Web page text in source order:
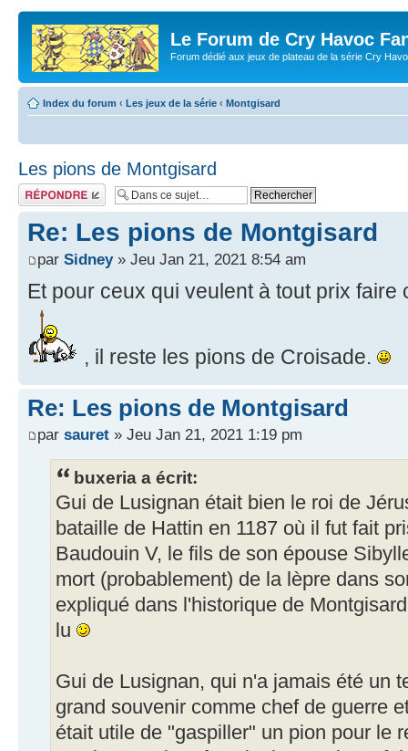
Le Forum de Cry Havoc
Forum dédié aux jeux de plateau de la série Cry
Index du forum ‹ Les jeux de la série ‹ Montgisard
Les pions de Montgisard
Répondre
Re: Les pions de Montgisard
par Sidney» Jeu Jan 21, 2021 8:54 am
Et pour ceux qui veulent à tout prix
, il reste les pions de Croisade.
Re: Les pions de Montgisard
par sauret » Jeu Jan 21, 2021 1:19 pm
buxeria a écrit:
Gui de Lusignan était bien le roi de
bataille de Hattin en 1187 où il fut fait
Baudouin V, le fils de son épouse
mort (probablement) de la lèpre dans
expliqué dans l'historique de
lu
Gui de Lusignan, qui n'a jamais été un
grand souvenir comme chef de guerre
était utile de "gaspiller" un pion pour le